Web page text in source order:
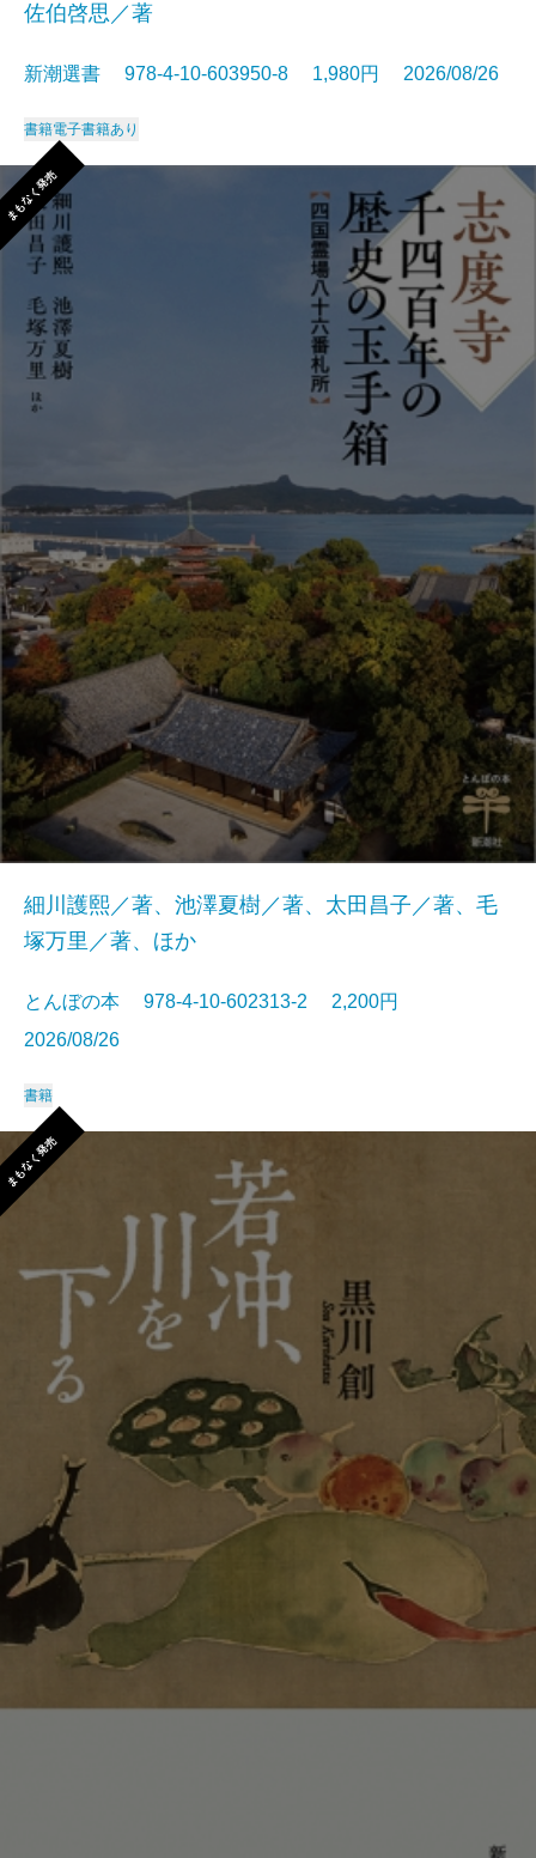
佐伯啓思／著
新潮選書 978-4-10-603950-8 1,980円 2026/08/26
書籍電子書籍あり
まもなく発売
細川護熙／著、池澤夏樹／著、太田昌子／著、毛
塚万里／著、ほか
とんぼの本 978-4-10-602313-2 2,200円
2026/08/26
書籍
まもなく発売